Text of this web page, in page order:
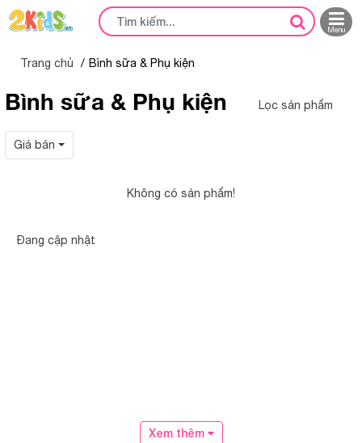
Menu
Trang chủ Bình sữa & Phụ kiện
Bình sữa & Phụ kiện Lọc sản phẩm
Giá bán
Không có sản phẩm!
Đang cập nhật
Xem thêm